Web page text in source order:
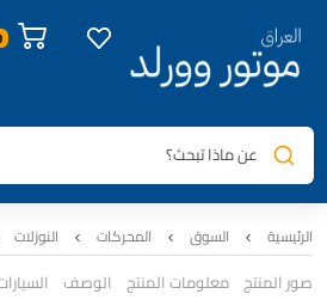
عن ماذا تبحث؟
الرئيسية السوق المحركات النوزلات
صور المنتج معلومات المنتج الوصف